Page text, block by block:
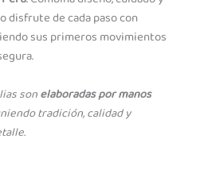
disfrute de cada paso con
sus primeros movimientos
sonelaboradas por manos
tradición, calidad y